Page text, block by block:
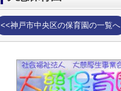
<<神戸市中央区の保育園の一覧へ